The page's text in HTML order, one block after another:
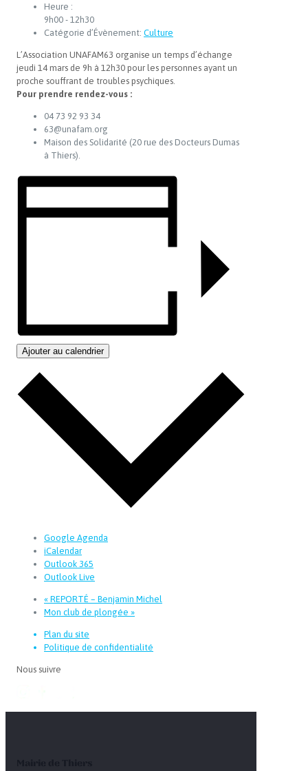
Heure :
9h00 - 12h30
Catégorie d’Évènement: Culture
L’Association UNAFAM63 organise un temps d’échange
jeudi 14 mars de 9h à 12h30 pour les personnes ayant un
proche souffrant de troubles psychiques.
Pour prendre rendez-vous :
04 73 92 93 34
63@unafam.org
Maison des Solidarité (20 rue des Docteurs Dumas
à Thiers).
Ajouter au calendrier
Google Agenda
iCalendar
Outlook 365
Outlook Live
« REPORTÉ – Benjamin Michel
Mon club de plongée »
Plan du site
Politique de confidentialité
Nous suivre